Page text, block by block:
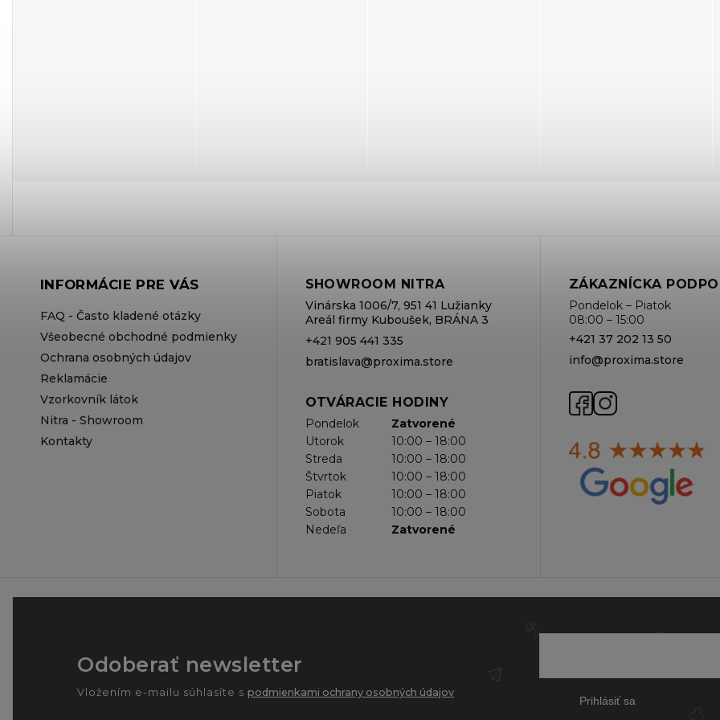
INFORMÁCIE PRE VÁS
FAQ - Často kladené otázky
Všeobecné obchodné podmienky
Ochrana osobných údajov
Reklamácie
Vzorkovník látok
Nitra - Showroom
Kontakty
SHOWROOM NITRA
Vinárska 1006/7, 951 41 Lužianky
Areál firmy Kuboušek, BRÁNA 3
+421 905 441 335
bratislava@proxima.store
OTVÁRACIE HODINY
Pondelok
Zatvorené
Utorok
10:00 – 18:00
Streda
10:00 – 18:00
Štvrtok
10:00 – 18:00
Piatok
10:00 – 18:00
Sobota
10:00 – 18:00
Nedeľa
Zatvorené
ZÁKAZNÍCKA
Pondelok – Piatok
08:00 – 15:00
+421 37 202 13 50
info@proxima.store
Odoberať newsletter
Vložením e-mailu súhlasíte s podmienkami ochrany osobných údajov
Prihlásiť sa